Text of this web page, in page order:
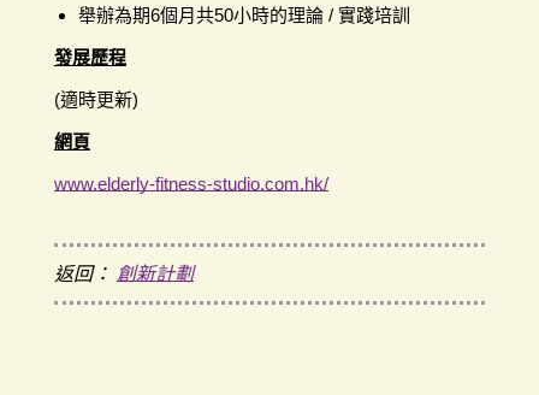
舉辦為期6個月共50小時的理論 / 實踐培訓
發展歷程
(適時更新)
網頁
www.elderly-fitness-studio.com.hk/
返回： 創新計劃